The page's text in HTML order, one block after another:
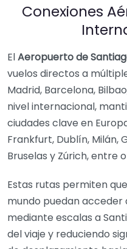
Conexiones
ElAeropuerto de
vuelos directos a
Madrid, Barcelona,
nivel internacional,
ciudades clave en
Frankfurt, Dublín, Milán,
Bruselas y Zúrich, entre
Estas rutas permiten
mundo puedan
mediante escalas a
del viaje y reduciendo